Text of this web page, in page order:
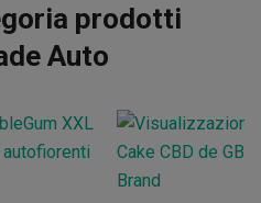
prodotti
Auto